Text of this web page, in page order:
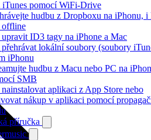
iTunes pomocí WiFi-Drive
hudbu z Dropboxu na iPhonu, i
offline
upravit ID3 tagy na iPhone a Mac
přehrávat lokální soubory (soubory
iPhonu
hudbu z Macu nebo PC na
SMB
nainstalovat aplikaci z App Store nebo
nákup v aplikaci pomocí
příručka